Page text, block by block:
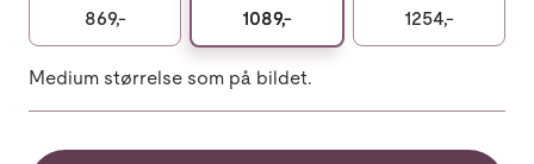
869,-
1089,-
1254,-
Medium størrelse som på bildet.